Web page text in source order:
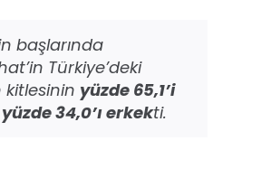
başlarında
Türkiye’deki
yüzde 65,1’i
34,0’ı erkekti.